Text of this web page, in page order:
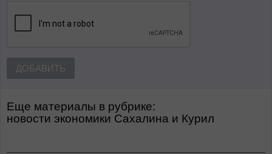
ДОБАВИТЬ
Еще материалы в рубрике:
Новости экономики Сахалина и Курил